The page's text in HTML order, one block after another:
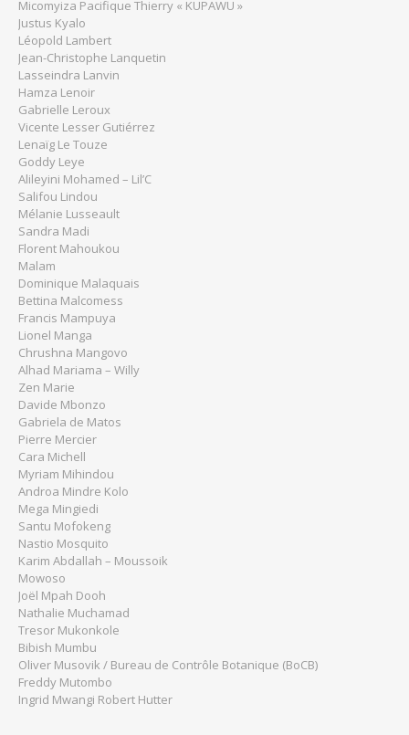
Micomyiza Pacifique Thierry « KUPAWU »
Justus Kyalo
Léopold Lambert
Jean-Christophe Lanquetin
Lasseindra Lanvin
Hamza Lenoir
Gabrielle Leroux
Vicente Lesser Gutiérrez
Lenaïg Le Touze
Goddy Leye
Alileyini Mohamed – Lil’C
Salifou Lindou
Mélanie Lusseault
Sandra Madi
Florent Mahoukou
Malam
Dominique Malaquais
Bettina Malcomess
Francis Mampuya
Lionel Manga
Chrushna Mangovo
Alhad Mariama – Willy
Zen Marie
Davide Mbonzo
Gabriela de Matos
Pierre Mercier
Cara Michell
Myriam Mihindou
Androa Mindre Kolo
Mega Mingiedi
Santu Mofokeng
Nastio Mosquito
Karim Abdallah – Moussoik
Mowoso
Joël Mpah Dooh
Nathalie Muchamad
Tresor Mukonkole
Bibish Mumbu
Oliver Musovik / Bureau de Contrôle Botanique (BoCB)
Freddy Mutombo
Ingrid Mwangi Robert Hutter